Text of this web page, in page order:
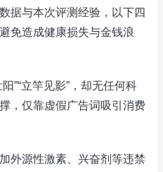
与本次评测经验，以下四
免造成健康损失与金钱浪
立竿见影”，却无任何科
，仅靠虚假广告词吸引消费
源性激素、兴奋剂等违禁